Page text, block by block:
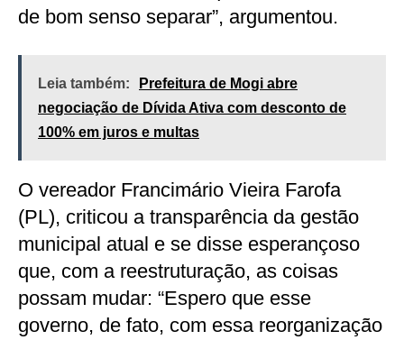
de bom senso separar”, argumentou.
Leia também:
Prefeitura de Mogi abre
negociação de Dívida Ativa com desconto de
100% em juros e multas
O vereador Francimário Vieira Farofa
(PL), criticou a transparência da gestão
municipal atual e se disse esperançoso
que, com a reestruturação, as coisas
possam mudar: “Espero que esse
governo, de fato, com essa reorganização